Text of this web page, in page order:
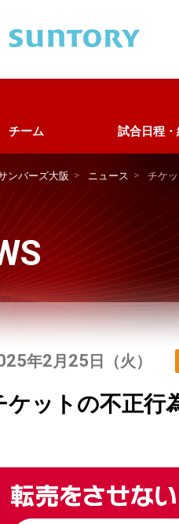
チーム 試合日程
ンバーズ大阪 ニュース チケ
年2月 25 日（火）
ケットの不正行